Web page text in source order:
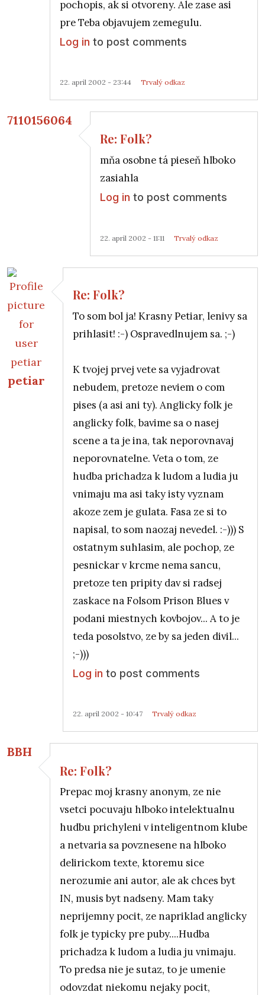
pochopis, ak si otvoreny. Ale zase asi
pre Teba objavujem zemegulu.
Log in to post comments
22. apríl 2002 - 23:44 Trvalý odkaz
7110156064
Re: Folk?bypetiar
Re: Folk?
mňa osobne tá pieseň hlboko
zasiahla
Log in to post comments
22. apríl 2002 - 11:11 Trvalý odkaz
petiar
Re: Folk? by BBH
Re: Folk?
To som bol ja! Krasny Petiar, lenivy sa
prihlasit! :-) Ospravedlnujem sa. ;-)
K tvojej prvej vete sa vyjadrovat
nebudem, pretoze neviem o com
pises (a asi ani ty). Anglicky folk je
anglicky folk, bavime sa o nasej
scene a ta je ina, tak neporovnavaj
neporovnatelne. Veta o tom, ze
hudba prichadza k ludom a ludia ju
vnimaju ma asi taky isty vyznam
akoze zem je gulata. Fasa ze si to
napisal, to som naozaj nevedel. :-))) S
ostatnym suhlasim, ale pochop, ze
pesnickar v krcme nema sancu,
pretoze ten pripity dav si radsej
zaskace na Folsom Prison Blues v
podani miestnych kovbojov... A to je
teda posolstvo, ze by sa jeden divil...
;-)))
Log in to post comments
22. apríl 2002 - 10:47 Trvalý odkaz
BBH
In reply toRe: Folk?by
Re: Folk?
Prepac moj krasny anonym, ze nie
vsetci pocuvaju hlboko intelektualnu
hudbu prichyleni v inteligentnom klube
a netvaria sa povznesene na hlboko
delirickom texte, ktoremu sice
nerozumie ani autor, ale ak chces byt
IN, musis byt nadseny. Mam taky
neprijemny pocit, ze napriklad anglicky
folk je typicky pre puby....Hudba
prichadza k ludom a ludia ju vnimaju.
To predsa nie je sutaz, to je umenie
odovzdat niekomu nejaky pocit,